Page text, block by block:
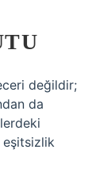
değildir;
da
eşitsizlik